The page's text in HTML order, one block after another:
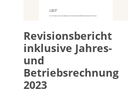
Revisionsbericht
inklusive Jahres-
und
Betriebsrechnung
2023